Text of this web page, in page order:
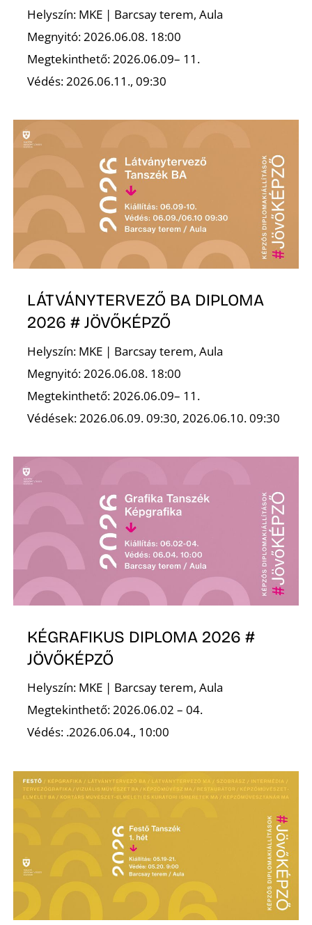
Helyszín: MKE | Barcsay terem, Aula
Megnyitó: 2026.06.08. 18:00
Megtekinthető: 2026.06.09– 11.
Védés: 2026.06.11., 09:30
LÁTVÁNYTERVEZŐ BA DIPLOMA
2026 # JÖVŐKÉPZŐ
Helyszín: MKE | Barcsay terem, Aula
Megnyitó: 2026.06.08. 18:00
Megtekinthető: 2026.06.09– 11.
Védések: 2026.06.09. 09:30, 2026.06.10. 09:30
KÉGRAFIKUS DIPLOMA 2026 #
JÖVŐKÉPZŐ
Helyszín: MKE | Barcsay terem, Aula
Megtekinthető: 2026.06.02 – 04.
Védés: .2026.06.04., 10:00